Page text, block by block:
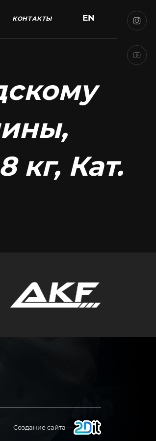
КОНТАКТЫ EN
кг, Кат.
Создание сайта —